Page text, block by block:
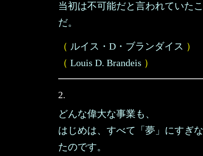
当初は不可能だと言われていた
だ。
（ ルイス・D・ブランダイス ）
（ Louis D. Brandeis ）
2.
どんな偉大な事業も、
はじめは、すべて「夢」にすぎ
たのです。